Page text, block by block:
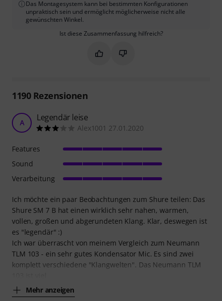
Das Montagesystem kann bei bestimmten Konfigurationen
unpraktisch sein und ermöglicht möglicherweise nicht alle
gewünschten Winkel.
Ist diese Zusammenfassung hilfreich?
Markieren Sie diese
Markieren Sie diese
1190Rezensionen
A Legendär leise
Alex1001 27.01.2020
Ich möchte ein paar Beobachtungen zum Shure teilen: Das
Shure SM 7 B hat einen wirklich sehr nahen, warmen,
vollen, großen und abgerundeten Klang. Klar, deswegen ist
es "legendär" :)
Ich war überrascht von meinem Vergleich zum Neumann
TLM 103 - ein sehr gutes Kondensator Mic. Es sind zwei
komplett verschiedene "Klangwelten". Das Neumann TLM
Mehr anzeigen
Features
Sound
Verarbeitung